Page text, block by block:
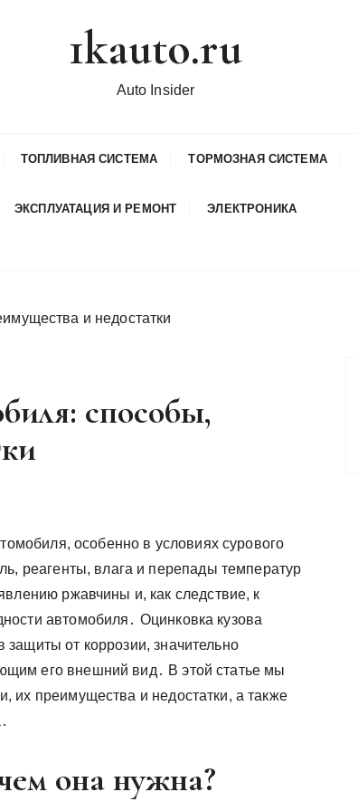
1kauto.ru
Auto Insider
ТОПЛИВНАЯ СИСТЕМА ТОРМОЗНАЯ СИСТЕМА
ЭКСПЛУАТАЦИЯ И РЕМОНТ ЭЛЕКТРОНИКА
и недостатки
способы,
особенно в условиях сурового
реагенты, влага и перепады температур
ржавчины и, как следствие, к
автомобиля․ Оцинковка кузова
от коррозии, значительно
его внешний вид․ В этой статье мы
их преимущества и недостатки, а также
она нужна?